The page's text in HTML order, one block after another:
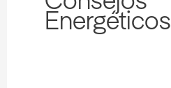
Energéticos